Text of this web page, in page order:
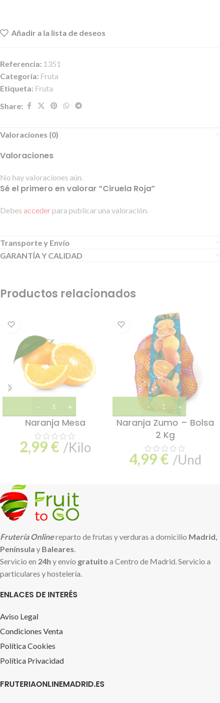
Añadir a la lista de deseos
Referencia: 1351
Categoría: Fruta
Etiqueta: Fruta
Share:
Valoraciones (0)
Valoraciones
No hay valoraciones aún.
Sé el primero en valorar “Ciruela Roja”
Debes acceder para publicar una valoración.
Transporte y Envío
GARANTÍA Y CALIDAD
Productos relacionados
Naranja Mesa
2,99€ /Kilo
Naranja Zumo – Bolsa
2 Kg
4,99€ /Und
Frutería Onlinereparto de frutas y verduras a domicilio Madrid,
Península y Baleares.
Servicio en 24h y envío gratuito a Centro de Madrid. Servicio a
particulares y hostelería.
ENLACES DE INTERÉS
Aviso Legal
Condiciones Venta
Política Cookies
Política Privacidad
FRUTERIAONLINEMADRID.ES